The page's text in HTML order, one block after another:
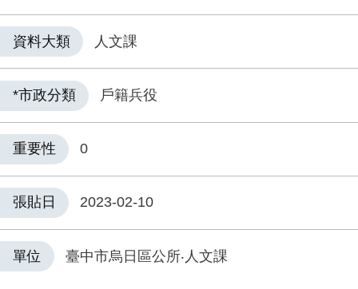
資料大類 人文課
*市政分類 戶籍兵役
重要性 0
張貼日 2023-02-10
單位 臺中市烏日區公所‧人文課